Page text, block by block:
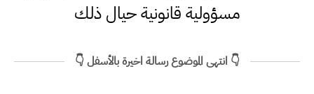
مسؤولية قانونية حيال ذلك
👇 انتهى الموضوع رسالة اخيرة بالأسفل 👇